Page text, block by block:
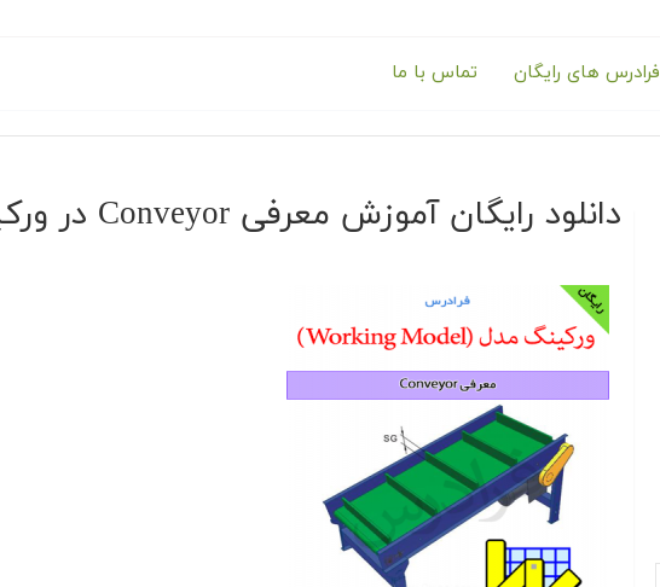
فرادرس های رایگان تماس با ما
دانلود رایگان آموزش معرفی Conveyor در ورکینگ مدل